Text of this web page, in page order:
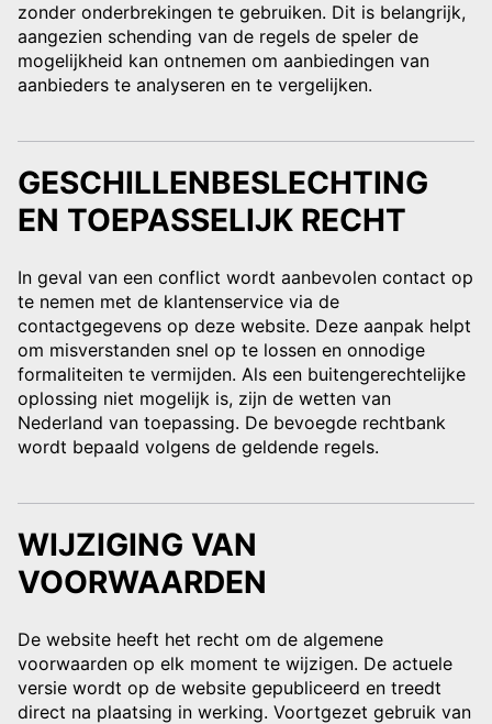
zonder onderbrekingen te gebruiken. Dit is belangrijk,
aangezien schending van de regels de speler de
mogelijkheid kan ontnemen om aanbiedingen van
aanbieders te analyseren en te vergelijken.
GESCHILLENBESLECHTING
EN TOEPASSELIJK RECHT
In geval van een conflict wordt aanbevolen contact op
te nemen met de klantenservice via de
contactgegevens op deze website. Deze aanpak helpt
om misverstanden snel op te lossen en onnodige
formaliteiten te vermijden. Als een buitengerechtelijke
oplossing niet mogelijk is, zijn de wetten van
Nederland van toepassing. De bevoegde rechtbank
wordt bepaald volgens de geldende regels.
WIJZIGING VAN
VOORWAARDEN
De website heeft het recht om de algemene
voorwaarden op elk moment te wijzigen. De actuele
versie wordt op de website gepubliceerd en treedt
direct na plaatsing in werking. Voortgezet gebruik van